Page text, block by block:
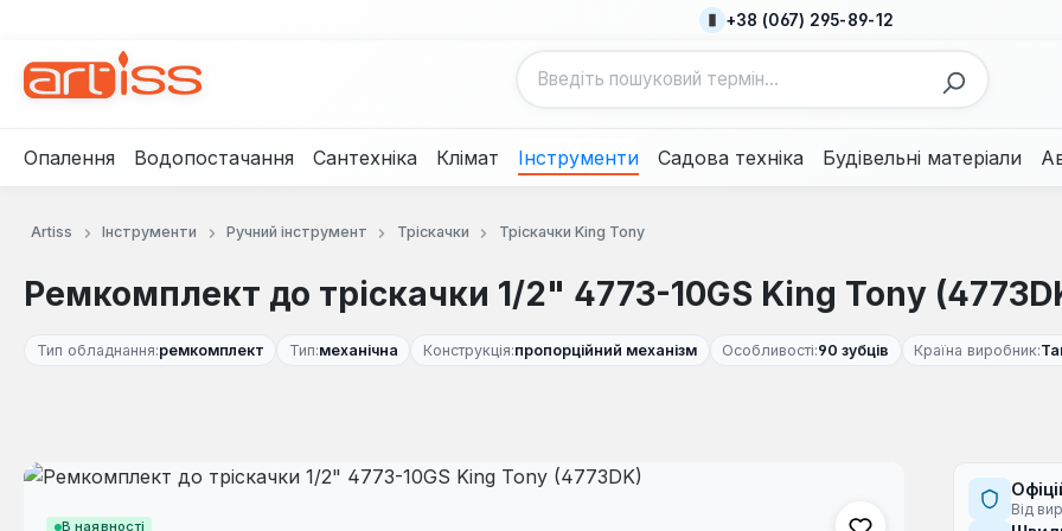
+38 (067) 295-89-12
Опалення Водопостачання Сантехніка Клімат Інструменти Садова техніка Будівельні матеріали
Artiss Інструменти Ручний інструмент Тріскачки Тріскачки King Tony
Ремкомплект до тріскачки 1/2" 4773-10GS King Tony
Тип обладнання:ремкомплект Тип:механічна Конструкція:пропорційний механізм Особливості:90 зубців Країна виробник:
В наявності
Пропустити галерею зображень
Від